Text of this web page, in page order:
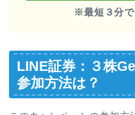
※最短３分で
LINE証券：３株
参加方法は？